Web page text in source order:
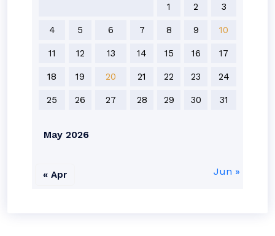
May 2026
1 2 3
4 5 6 7 8 9 10
11 12 13 14 15 16 17
18 19 20 21 22 23 24
25 26 27 28 29 30 31
« Apr Jun »